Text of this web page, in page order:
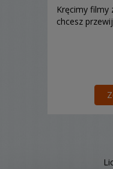
Kręcimy filmy
chcesz